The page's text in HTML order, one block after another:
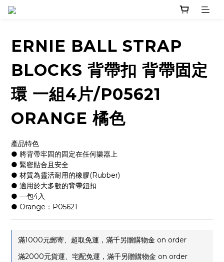
ERNIE BALL STRAP
BLOCKS 背帶扣 背帶固定
環 一組4片/P05621
ORANGE 橘色
產品特色
● 將背帶牢固的固定在任何樂器上
● 緊密貼合且安全
● 材質為靈活耐用的橡膠(Rubber)
● 適用於大多數的背帶鈕扣
● 一包4入
● Orange：P05621
滿1000元郵寄、超取免運，滿千另贈購物金 on order
滿2000元貨運、宅配免運，滿千另贈購物金 on order